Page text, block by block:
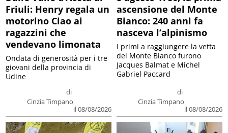
Friuli: Henry regala un
motorino Ciao ai
ragazzini che
vendevano limonata
di
Cinzia Timpano
il 08/08/2026
Ondata di generosità per i tre
giovani della provincia di
Udine
ascensione del Monte
Bianco: 240 anni fa
nasceva l’alpinismo
di
Cinzia Timpano
il 08/08/2026
I primi a raggiungere la vetta
del Monte Bianco furono
Jacques Balmat e Michel
Gabriel Paccard